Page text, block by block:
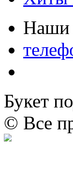
Наши
Букет
© Все